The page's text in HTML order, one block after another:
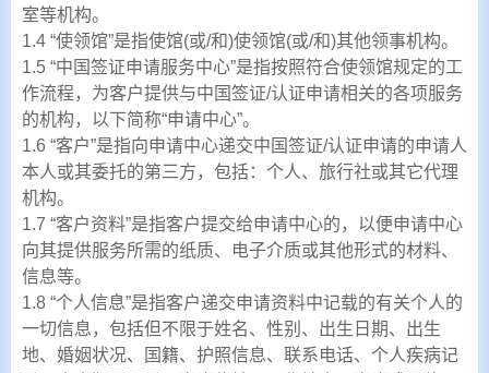
室等机构。
1.4 “使领馆”是指使馆(或/和)使领馆(或/和)其他领事机构。
1.5 “中国签证申请服务中心”是指按照符合使领馆规定的工
作流程，为客户提供与中国签证/认证申请相关的各项服务
的机构，以下简称“申请中心”。
1.6 “客户”是指向申请中心递交中国签证/认证申请的申请人
本人或其委托的第三方，包括：个人、旅行社或其它代理
机构。
1.7 “客户资料”是指客户提交给申请中心的，以便申请中心
向其提供服务所需的纸质、电子介质或其他形式的材料、
信息等。
1.8 “个人信息”是指客户递交申请资料中记载的有关个人的
一切信息，包括但不限于姓名、性别、出生日期、出生
地、婚姻状况、国籍、护照信息、联系电话、个人疾病记